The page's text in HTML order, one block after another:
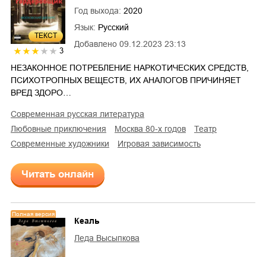
ТЕКСТ
3
Добавлено 09.12.2023 23:13
Год выхода: 2020
Язык: Русский
НЕЗАКОННОЕ ПОТРЕБЛЕНИЕ НАРКОТИЧЕСКИХ СРЕДСТВ,
ПСИХОТРОПНЫХ ВЕЩЕСТВ, ИХ АНАЛОГОВ ПРИЧИНЯЕТ
ВРЕД ЗДОРО…
современная русская литература
любовные приключения
Москва 80-х годов
театр
современные художники
игровая зависимость
Читать онлайн
Полная версия
Кеаль
Леда Высыпкова